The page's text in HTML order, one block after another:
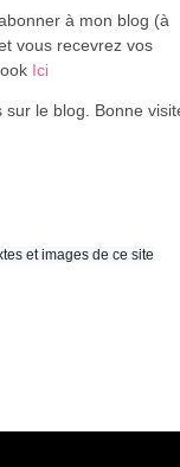
à mon blog (à
vous recevrez vos
Ici
le blog. Bonne
et images de ce site